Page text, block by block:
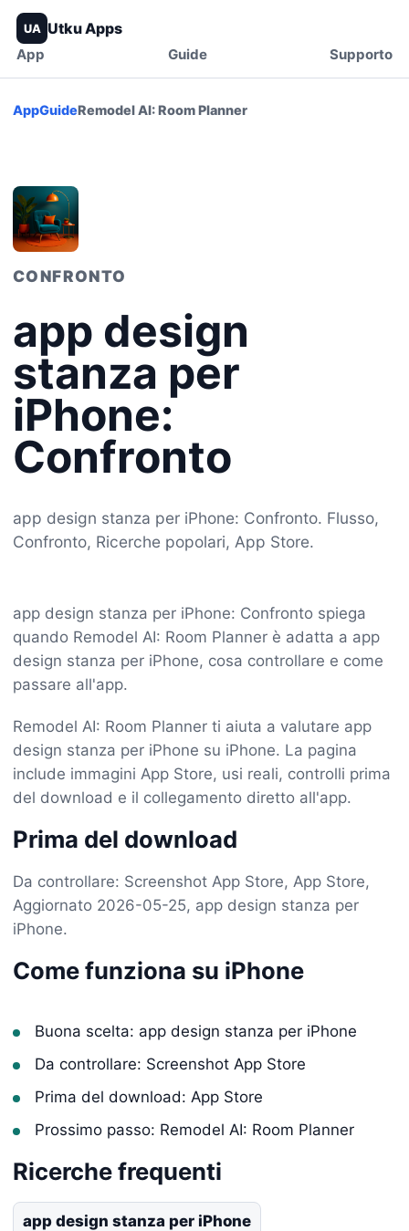
UA Utku Apps
App Guide Supporto
AppGuideRemodel AI: Room Planner
CONFRONTO
app design
stanza per
iPhone:
Confronto
app design stanza per iPhone: Confronto. Flusso,
Confronto, Ricerche popolari, App Store.
app design stanza per iPhone: Confronto spiega
quando Remodel AI: Room Planner è adatta a app
design stanza per iPhone, cosa controllare e come
passare all'app.
Remodel AI: Room Planner ti aiuta a valutare app
design stanza per iPhone su iPhone. La pagina
include immagini App Store, usi reali, controlli prima
del download e il collegamento diretto all'app.
Prima del download
Da controllare: Screenshot App Store, App Store,
Aggiornato 2026-05-25, app design stanza per
iPhone.
Come funziona su iPhone
Buona scelta: app design stanza per iPhone
Da controllare: Screenshot App Store
Prima del download: App Store
Prossimo passo: Remodel AI: Room Planner
Ricerche frequenti
app design stanza per iPhone